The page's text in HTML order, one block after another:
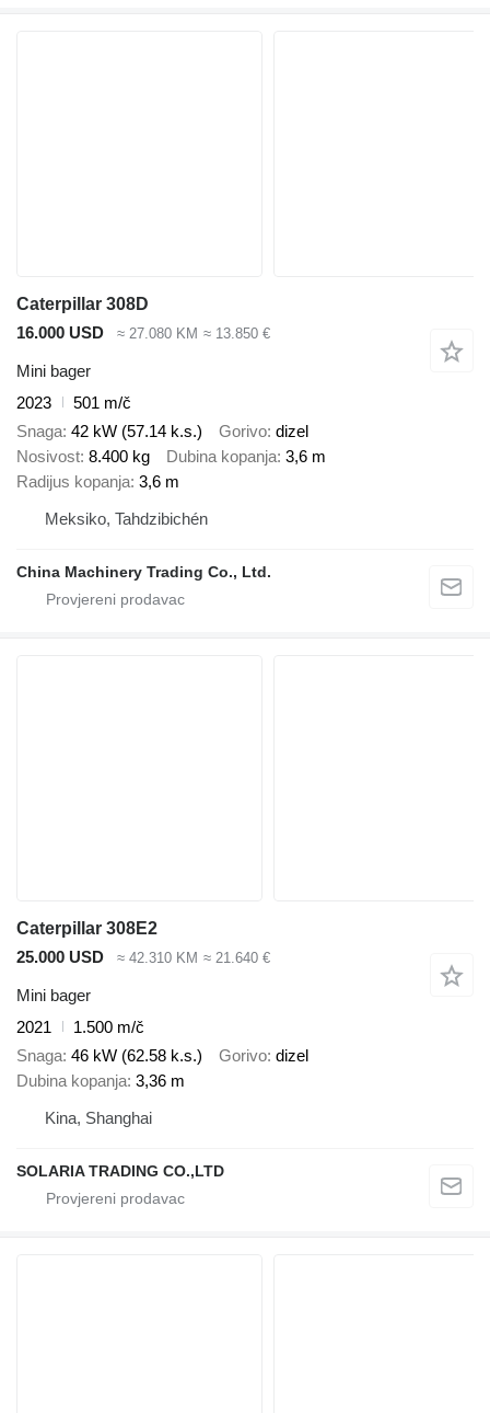
Caterpillar 308D
16.000 USD
≈ 27.080 KM ≈ 13.850 €
Mini bager
2023
501 m/č
Snaga 42 kW (57.14 k.s.) Gorivo dizel
Nosivost 8.400 kg Dubina kopanja 3,6 m
Radijus kopanja 3,6 m
Meksiko, Tahdzibichén
China Machinery Trading Co., Ltd.
Caterpillar 308E2
25.000 USD
≈ 42.310 KM ≈ 21.640 €
Mini bager
2021
1.500 m/č
Snaga 46 kW (62.58 k.s.) Gorivo dizel
Dubina kopanja 3,36 m
Kina, Shanghai
SOLARIA TRADING CO.,LTD